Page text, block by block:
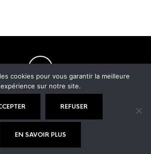
Mentions légales|Politique de confidentialité
cookies pour vous garantir la meilleure
expérience sur notre site.
REFUSER
EN SAVOIR PLUS